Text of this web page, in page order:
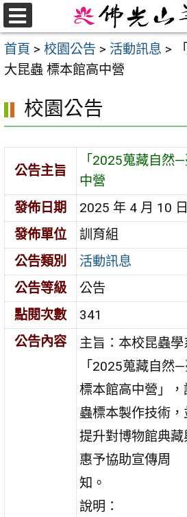
跳
至
主
要
首頁 > 校園公告 > 活動訊息 >
大昆蟲 標本館高中營
校園公告
公告主旨
「2025蒐藏自然
中營
發佈日期
2025 年 4 月 10 日
發佈單位
訓育組
公告類別
活動訊息
公告等級
公告
點閱次數
341
公告內容
主旨：本校昆蟲
「2025蒐藏自然
標本館高中營」
蟲標本製作技術，
提升對博物館典
惠予協助宣傳周
知。
說明：
選
單